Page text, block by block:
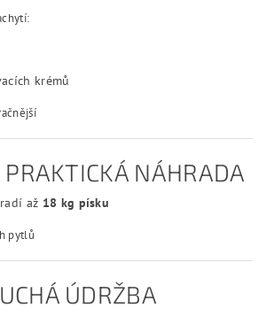
krémů
NÁHRADA
až 18 kg písku
pytlů
ÚDRŽBA